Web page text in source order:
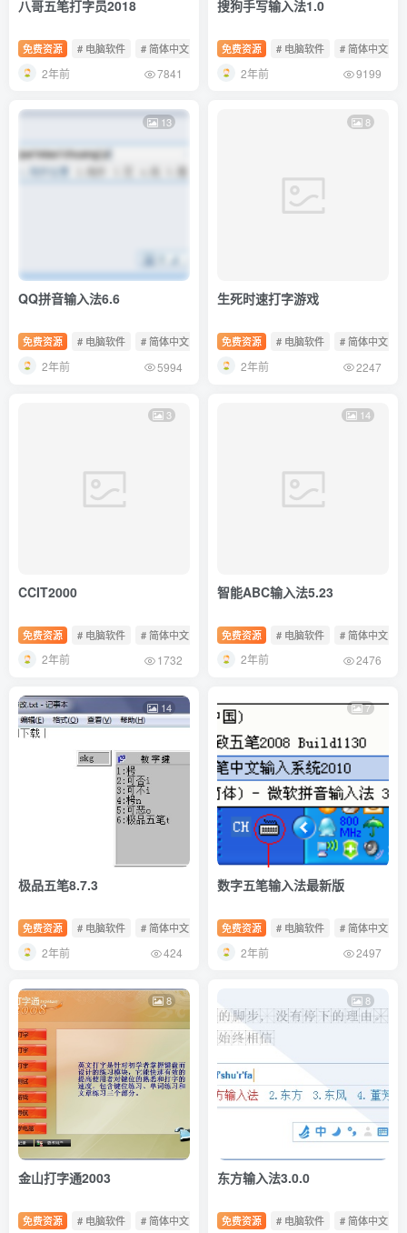
八哥五笔打字员2018
免费资源 # 电脑软件 # 简体中文 # 免费软件
2年前 7841
搜狗手写输入法1.0
免费资源 # 电脑软件 # 简体中文
2年前 9199
13
QQ拼音输入法6.6
免费资源 # 电脑软件 # 简体中文 # 免费软件
2年前 5994
8
生死时速打字游戏
免费资源 # 电脑软件 # 简体中文
2年前 2247
3
CCIT2000
免费资源 # 电脑软件 # 简体中文 # 免费软件
2年前 1732
14
智能ABC输入法5.23
免费资源 # 电脑软件 # 简体中文
2年前 2476
14
极品五笔8.7.3
免费资源 # 电脑软件 # 简体中文 # 免费软件
2年前 424
7
数字五笔输入法最新版
免费资源 # 电脑软件 # 简体中文
2年前 2497
8
金山打字通2003
免费资源 # 电脑软件 # 简体中文 # 免费软件
8
东方输入法3.0.0
免费资源 # 电脑软件 # 简体中文